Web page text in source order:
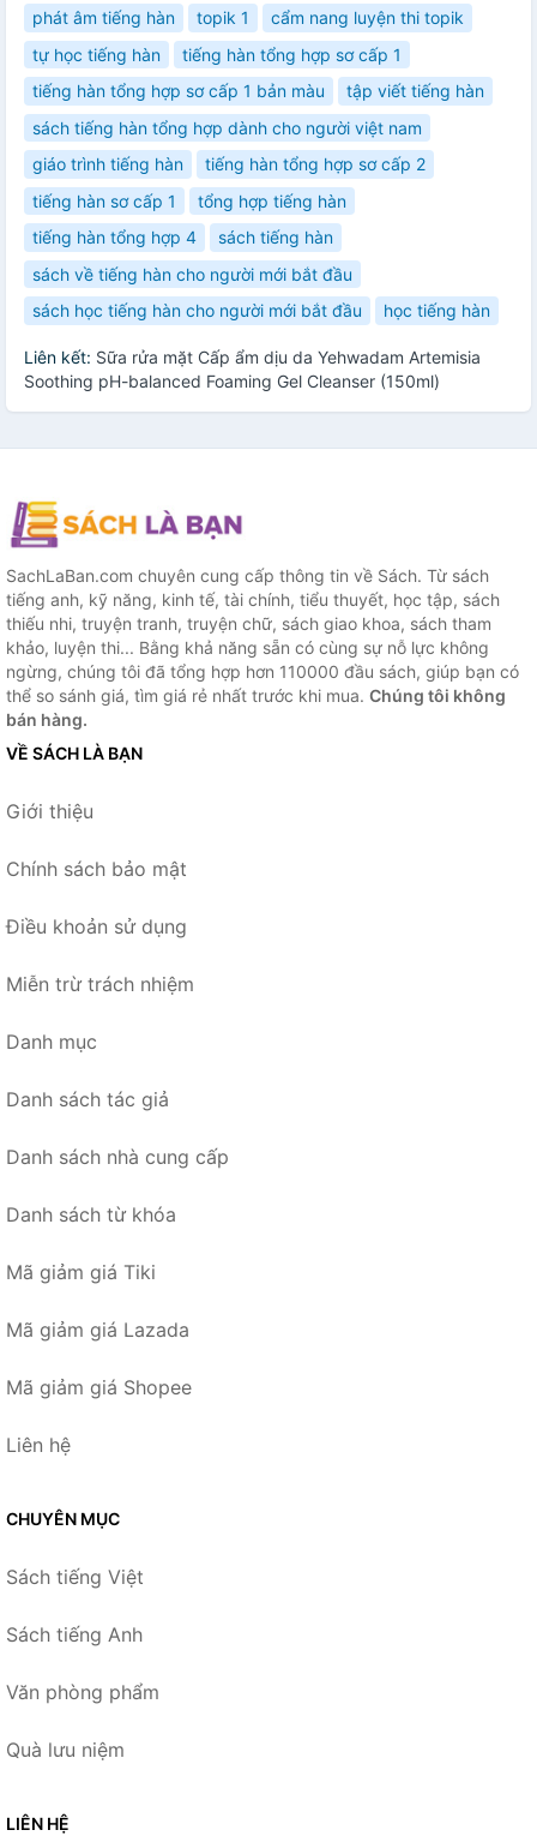
phát âm tiếng hàn
topik 1
cẩm nang luyện thi topik
tự học tiếng hàn
tiếng hàn tổng hợp sơ cấp 1
tiếng hàn tổng hợp sơ cấp 1 bản màu
tập viết tiếng hàn
sách tiếng hàn tổng hợp dành cho người việt nam
giáo trình tiếng hàn
tiếng hàn tổng hợp sơ cấp 2
tiếng hàn sơ cấp 1
tổng hợp tiếng hàn
tiếng hàn tổng hợp 4
sách tiếng hàn
sách về tiếng hàn cho người mới bắt đầu
sách học tiếng hàn cho người mới bắt đầu
học tiếng hàn
Liên kết: Sữa rửa mặt Cấp ẩm dịu da Yehwadam Artemisia
Soothing pH-balanced Foaming Gel Cleanser (150ml)
SachLaBan.com chuyên cung cấp thông tin về Sách. Từ sách
tiếng anh, kỹ năng, kinh tế, tài chính, tiểu thuyết, học tập, sách
thiếu nhi, truyện tranh, truyện chữ, sách giao khoa, sách tham
khảo, luyện thi... Bằng khả năng sẵn có cùng sự nỗ lực không
ngừng, chúng tôi đã tổng hợp hơn 110000 đầu sách, giúp bạn có
thể so sánh giá, tìm giá rẻ nhất trước khi mua. Chúng tôi không
bán hàng.
VỀ SÁCH LÀ BẠN
Giới thiệu
Chính sách bảo mật
Điều khoản sử dụng
Miễn trừ trách nhiệm
Danh mục
Danh sách tác giả
Danh sách nhà cung cấp
Danh sách từ khóa
Mã giảm giá Tiki
Mã giảm giá Lazada
Mã giảm giá Shopee
Liên hệ
CHUYÊN MỤC
Sách tiếng Việt
Sách tiếng Anh
Văn phòng phẩm
Quà lưu niệm
LIÊN HỆ